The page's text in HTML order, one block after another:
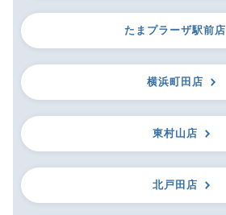
たまプラーザ駅前店
横浜町田店
東村山店
北戸田店